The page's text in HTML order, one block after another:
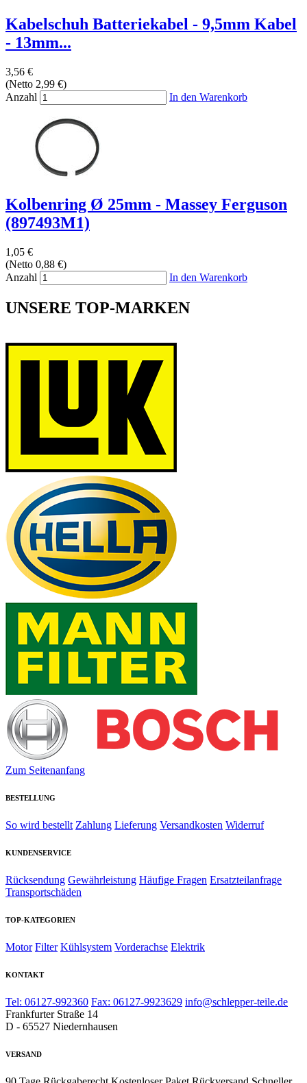
Kabelschuh Batteriekabel - 9,5mm Kabel
- 13mm...
3,56 €
(Netto 2,99 €)
Anzahl
In den Warenkorb
Kolbenring Ø 25mm - Massey Ferguson
(897493M1)
1,05 €
(Netto 0,88 €)
Anzahl
In den Warenkorb
UNSERE TOP-MARKEN
Zum Seitenanfang
BESTELLUNG
So wird bestellt Zahlung Lieferung Versandkosten Widerruf
KUNDENSERVICE
Rücksendung Gewährleistung Häufige Fragen Ersatzteilanfrage
Transportschäden
TOP-KATEGORIEN
Motor Filter Kühlsystem Vorderachse Elektrik
KONTAKT
Tel: 06127-992360 Fax: 06127-9923629 info@schlepper-teile.de
Frankfurter Straße 14
D - 65527 Niedernhausen
VERSAND